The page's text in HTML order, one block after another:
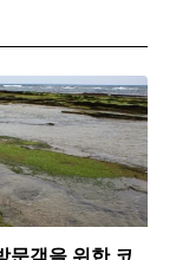
문객을 위한 코